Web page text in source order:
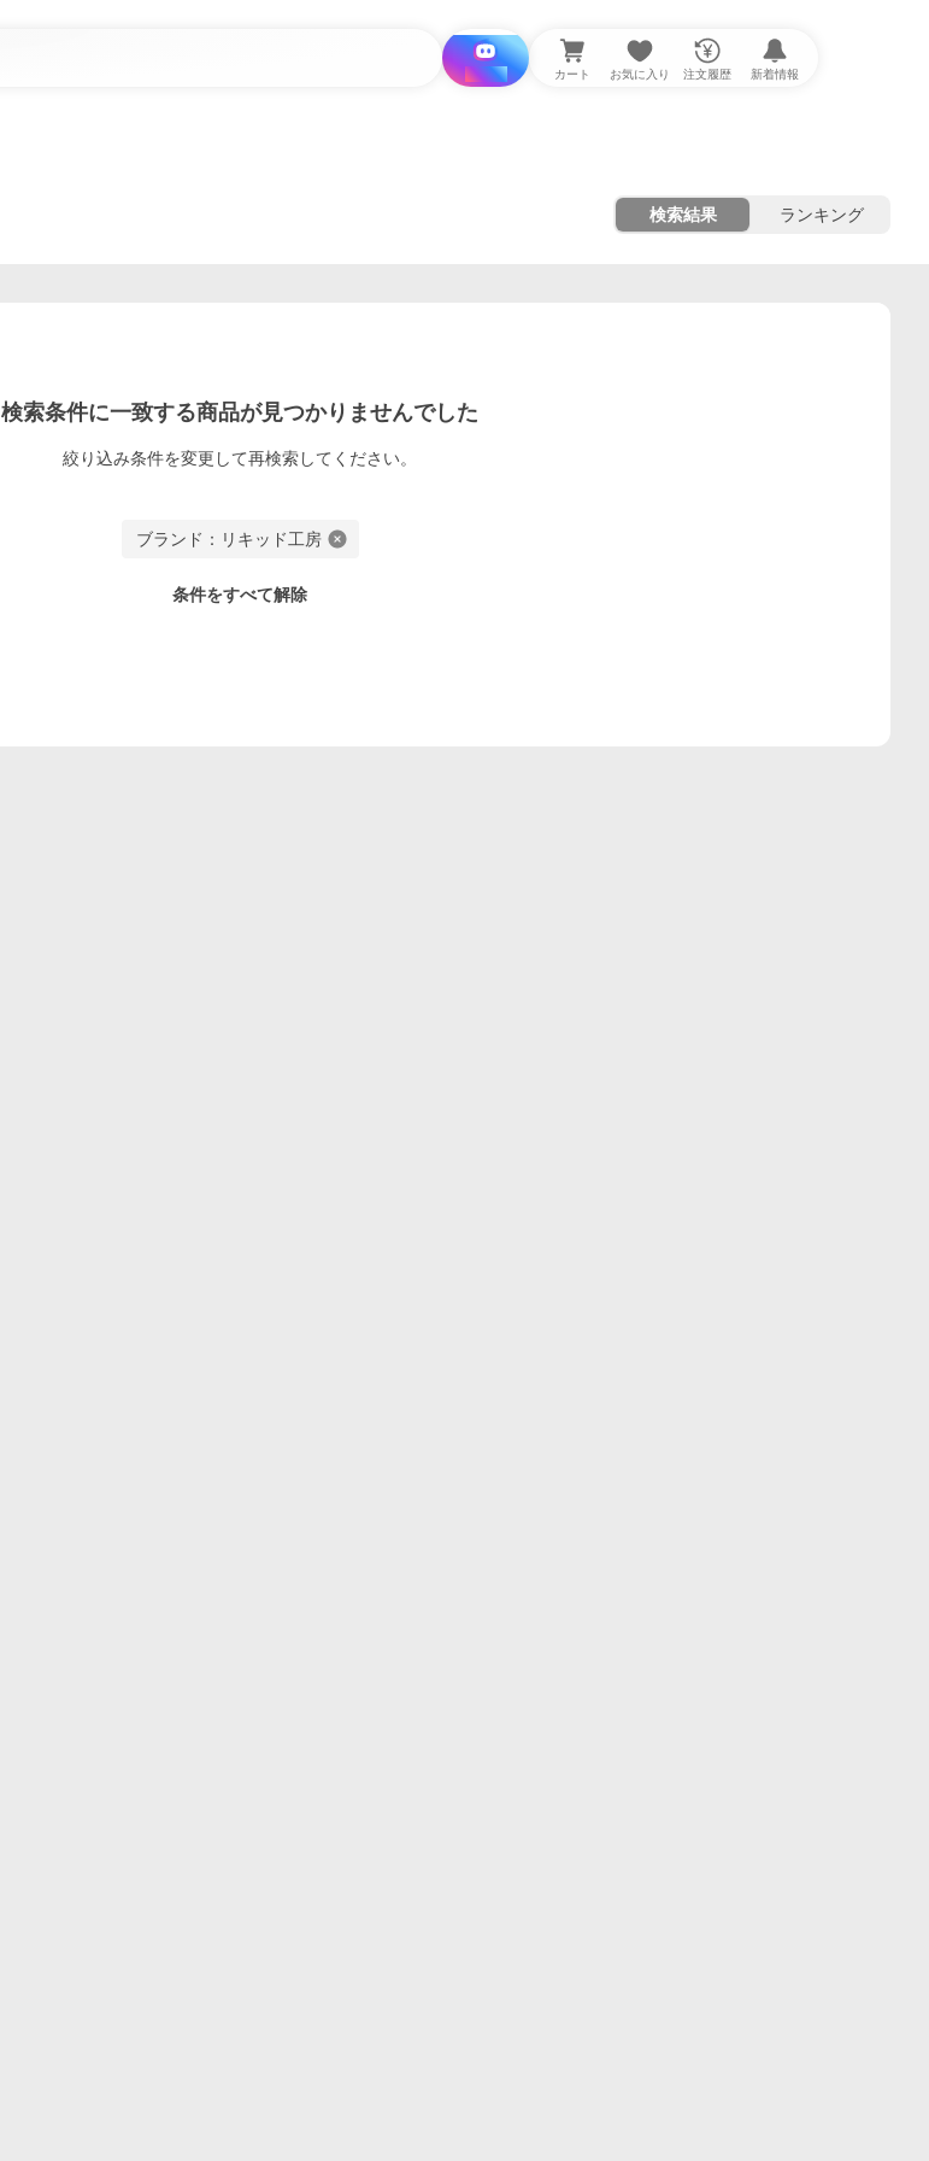
i と探す カート お気に入り 注文履歴 新着情報
検索結果 ランキング
検索条件に一致する商品が見つかりませんでした
絞り込み条件を変更して再検索してください。
ブランド：リキッド工房
条件をすべて解除